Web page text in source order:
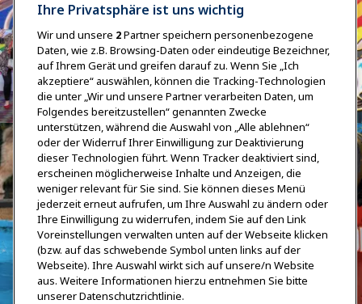
Ihre Privatsphäre ist uns wichtig
Wir und unsere 2Partner speichern personenbezogene
Daten, wie z.B. Browsing-Daten oder eindeutige Bezeichner,
auf Ihrem Gerät und greifen darauf zu. Wenn Sie „Ich
akzeptiere“ auswählen, können die Tracking-Technologien
die unter „Wir und unsere Partner verarbeiten Daten, um
Folgendes bereitzustellen“ genannten Zwecke
unterstützen, während die Auswahl von „Alle ablehnen“
oder der Widerruf Ihrer Einwilligung zur Deaktivierung
dieser Technologien führt. Wenn Tracker deaktiviert sind,
erscheinen möglicherweise Inhalte und Anzeigen, die
weniger relevant für Sie sind. Sie können dieses Menü
jederzeit erneut aufrufen, um Ihre Auswahl zu ändern oder
Ihre Einwilligung zu widerrufen, indem Sie auf den Link
Voreinstellungen verwalten unten auf der Webseite klicken
(bzw. auf das schwebende Symbol unten links auf der
Webseite). Ihre Auswahl wirkt sich auf unsere/n Website
aus. Weitere Informationen hierzu entnehmen Sie bitte
unserer Datenschutzrichtlinie.